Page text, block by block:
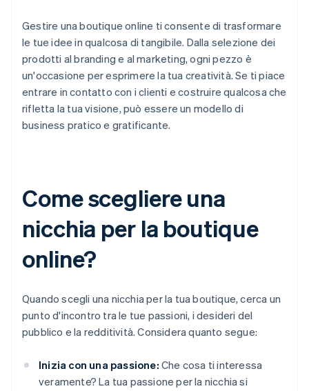
Gestire una boutique online ti consente di trasformare
le tue idee in qualcosa di tangibile. Dalla selezione dei
prodotti al branding e al marketing, ogni pezzo è
un'occasione per esprimere la tua creatività. Se ti piace
entrare in contatto con i clienti e costruire qualcosa che
rifletta la tua visione, può essere un modello di
business pratico e gratificante.
Come scegliere una
nicchia per la boutique
online?
Quando scegli una nicchia per la tua boutique, cerca un
punto d'incontro tra le tue passioni, i desideri del
pubblico e la redditività. Considera quanto segue:
Inizia con una passione: Che cosa ti interessa
veramente? La tua passione per la nicchia si